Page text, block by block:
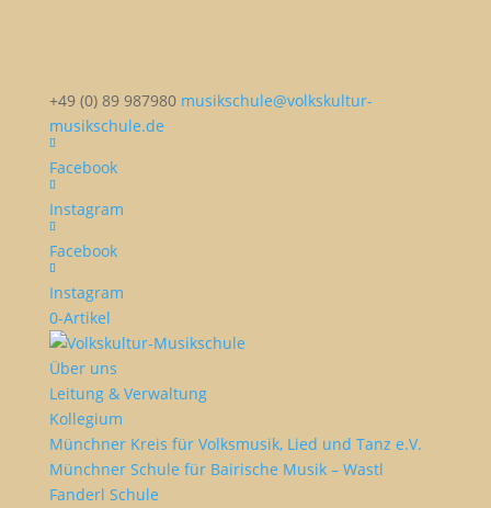
+49 (0) 89 987980 musikschule@volkskultur-
musikschule.de
Facebook
Instagram
Facebook
Instagram
0-Artikel
Über uns
Leitung & Verwaltung
Kollegium
Münchner Kreis für Volksmusik, Lied und Tanz e.V.
Münchner Schule für Bairische Musik – Wastl
Fanderl Schule